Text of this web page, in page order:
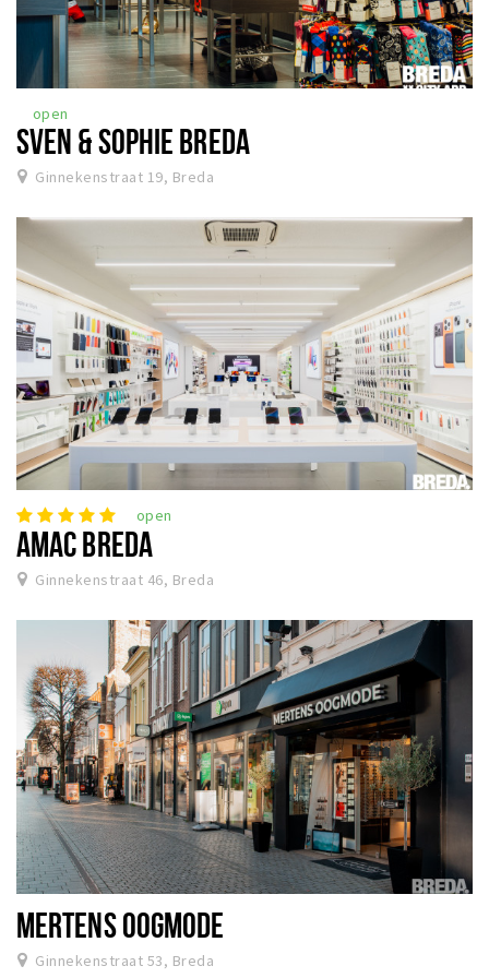
open
SVEN & SOPHIE BREDA
Ginnekenstraat 19, Breda
open
AMAC BREDA
Ginnekenstraat 46, Breda
MERTENS OOGMODE
Ginnekenstraat 53, Breda